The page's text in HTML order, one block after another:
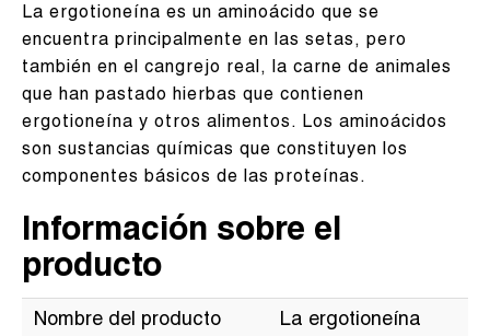
La ergotioneína es un aminoácido que se
encuentra principalmente en las setas, pero
también en el cangrejo real, la carne de animales
que han pastado hierbas que contienen
ergotioneína y otros alimentos. Los aminoácidos
son sustancias químicas que constituyen los
componentes básicos de las proteínas.
Información sobre el
producto
Nombre del producto La ergotioneína